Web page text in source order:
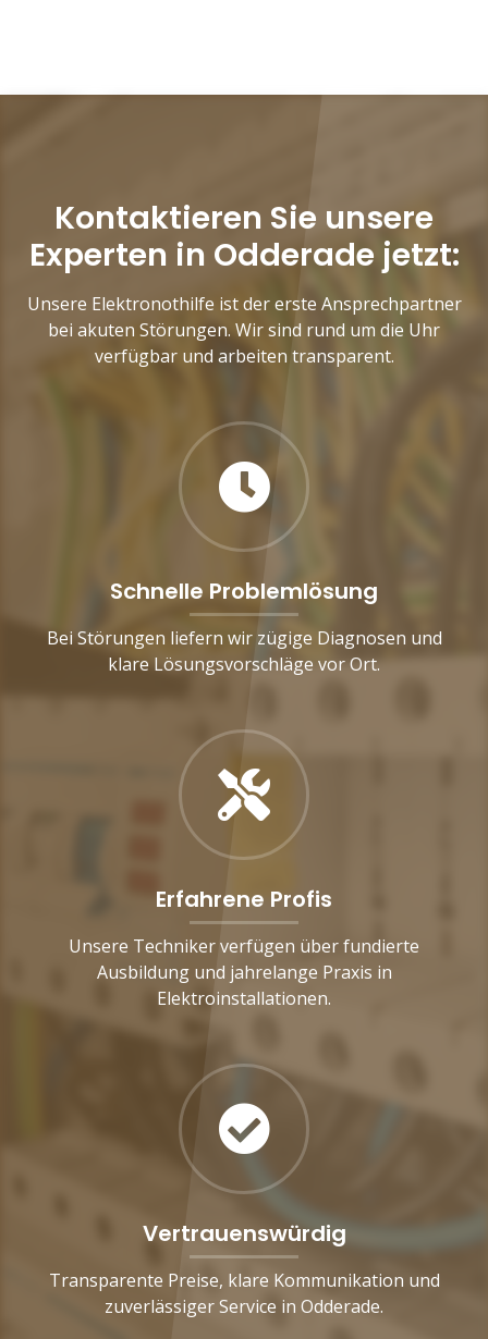
Kontaktieren Sie unsere
Experten in Odderade jetzt:
Unsere Elektronothilfe ist der erste Ansprechpartner
bei akuten Störungen. Wir sind rund um die Uhr
verfügbar und arbeiten transparent.
Schnelle Problemlösung
Bei Störungen liefern wir zügige Diagnosen und
klare Lösungsvorschläge vor Ort.
Erfahrene Profis
Unsere Techniker verfügen über fundierte
Ausbildung und jahrelange Praxis in
Elektroinstallationen.
Vertrauenswürdig
Transparente Preise, klare Kommunikation und
zuverlässiger Service in Odderade.